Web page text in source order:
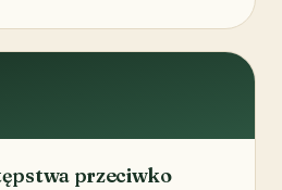
przeciwko